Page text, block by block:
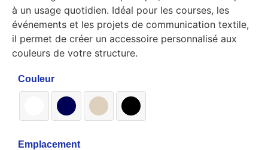
à un usage quotidien. Idéal pour les courses, les
événements et les projets de communication textile,
il permet de créer un accessoire personnalisé aux
couleurs de votre structure.
Couleur
Emplacement